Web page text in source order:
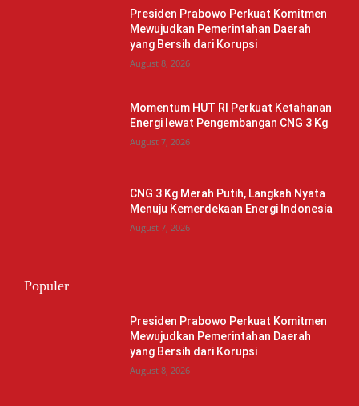
Presiden Prabowo Perkuat Komitmen
Mewujudkan Pemerintahan Daerah
yang Bersih dari Korupsi
August 8, 2026
Momentum HUT RI Perkuat Ketahanan
Energi lewat Pengembangan CNG 3 Kg
August 7, 2026
CNG 3 Kg Merah Putih, Langkah Nyata
Menuju Kemerdekaan Energi Indonesia
August 7, 2026
Populer
Presiden Prabowo Perkuat Komitmen
Mewujudkan Pemerintahan Daerah
yang Bersih dari Korupsi
August 8, 2026